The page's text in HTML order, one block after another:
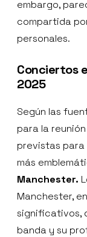
embargo,
compartida
personales.
Conciertos
2025
Según las
para la
previstas
más
Manchester.
Manchester,
significativos,
banda y su